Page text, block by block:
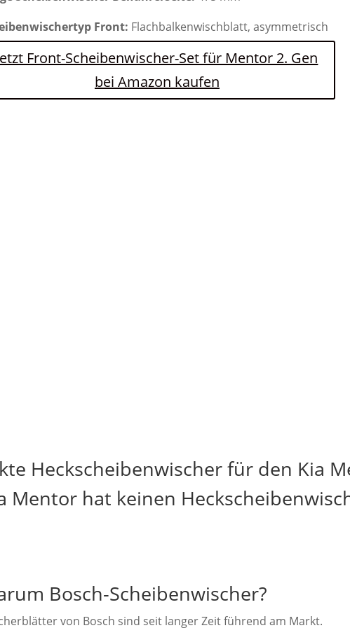
Front: Flachbalkenwischblatt, asymmetrisch
Front-Scheibenwischer-Set für Mentor 2. Gen
bei Amazon kaufen
Heckscheibenwischer für den Kia
Mentor hat keinen
Bosch-Scheibenwischer?
von Bosch sind seit langer Zeit führend am Markt.